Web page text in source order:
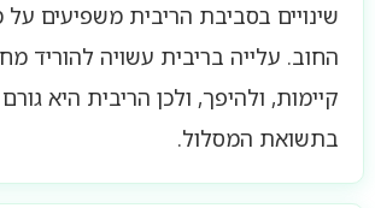
שינויים בסביבת הריבית משפיעים על
החוב. עלייה בריבית עשויה להוריד
קיימות, ולהיפך, ולכן הריבית היא
בתשואת המסלול.